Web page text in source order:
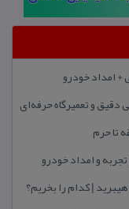
+ امداد خودرو
و تعمیرگاه حرفه‌ای
| كدام را بخریم؟